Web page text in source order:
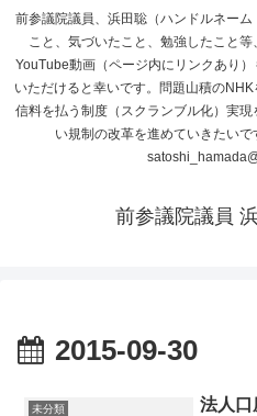
前参議院議員、浜田聡（ハンドルネー
こと、気づいたこと、勉強したこと等
YouTube動画（ページ内にリンクあり
いただけると幸いです。問題山積の
信料を払う制度（スクランブル化）実
い規制の改革を進めていきたい
前参議院議員
2015-09-30
未分類 法人口